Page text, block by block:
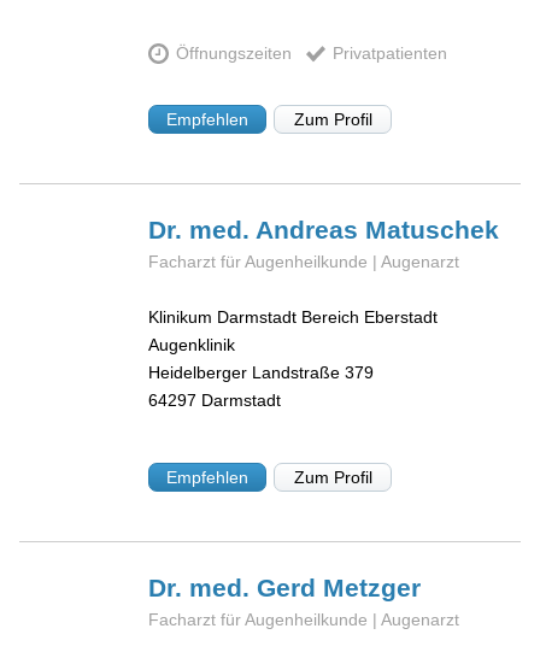
Öffnungszeiten Privatpatienten
Empfehlen Zum Profil
Dr. med. Andreas Matuschek
Facharzt für Augenheilkunde | Augenarzt
Klinikum Darmstadt Bereich Eberstadt
Augenklinik
Heidelberger Landstraße 379
64297 Darmstadt
Empfehlen Zum Profil
Dr. med. Gerd Metzger
Facharzt für Augenheilkunde | Augenarzt